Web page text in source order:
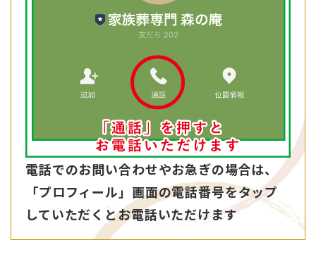
電話でのお問い合わせやお急ぎの場合は、
「プロフィール」画面の電話番号をタップ
していただくとお電話いただけます